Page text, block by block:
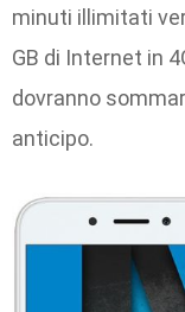
minuti illimitati
GB di Internet in
dovranno
anticipo.